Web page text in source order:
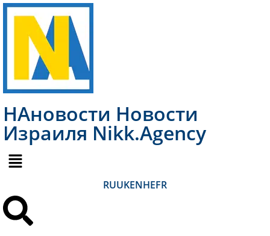
НАновости Новости
Израиля Nikk.Agency
RUUKENHEFR